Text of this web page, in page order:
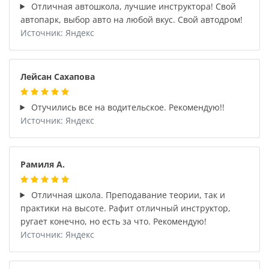
Отличная автошкола, лучшие инструктора! Свой
автопарк, выбор авто на любой вкус. Свой автодром!
Источник: Яндекс
Лейсан Сахапова
Отучились все на водительское. Рекомендую!!
Источник: Яндекс
Рамиля А.
Отличная школа. Преподавание теории, так и
практики на высоте. Рафит отличный инструктор,
ругает конечно, но есть за что. Рекомендую!
Источник: Яндекс